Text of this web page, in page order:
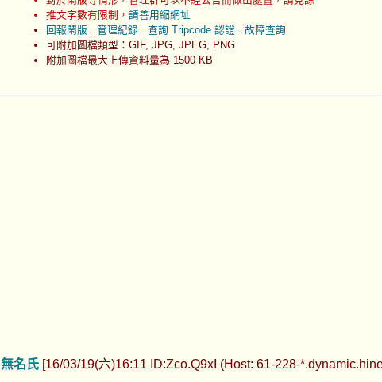
推文字數有限制， 請善用縮網址
回報鬧版
管理紀錄. 查詢 Tripcode 認證. 故障查詢
可附加圖檔類型：GIF, JPG, JPEG, PNG
附加圖檔最大上傳資料量為 1500 KB
無名氏[16/03/19(六)16:11 ID:Zco.Q9xI (Host: 61-228-